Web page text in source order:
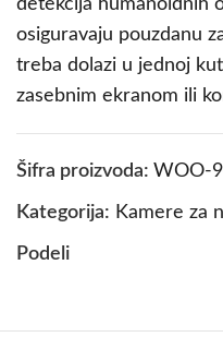
detekcija humanoidnih
osiguravaju pouzdanu
treba dolazi u jednoj
zasebnim ekranom ili
Šifra proizvoda: WOO-
Kategorija: Kamere za
Podeli